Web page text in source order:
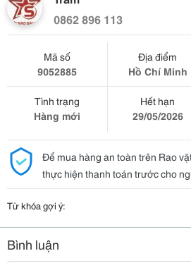
0862 896 113
Mã số
9052885
Địa điểm
Hồ Chí Minh
Tình trạng
Hàng mới
Hết hạn
29/05/2026
Để mua hàng an toàn trên Rao
thực hiện thanh toán trước cho
Từ khóa gợi ý:
Bình luận